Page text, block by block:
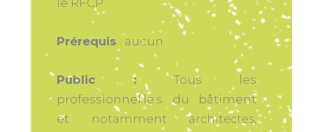
le RFCP.
Prérequis : aucun
Public :Tous les
professionnel.le.s du bâtiment
et notamment a rchitectes,